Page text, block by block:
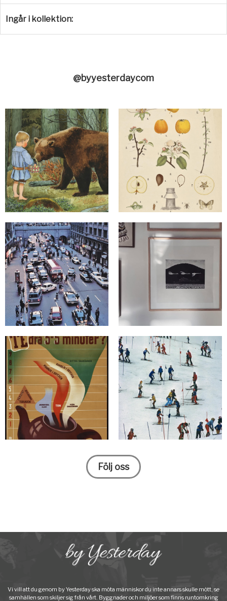
Ingår i kollektion:
@byyesterdaycom
Följ oss
Vi vill att du genom by Yesterday ska möta människor du inte annars skulle mött, se
samhällen som skiljer sig från vårt. Byggnader och miljöer som finns runtomkring